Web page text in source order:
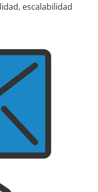
escalabilidad